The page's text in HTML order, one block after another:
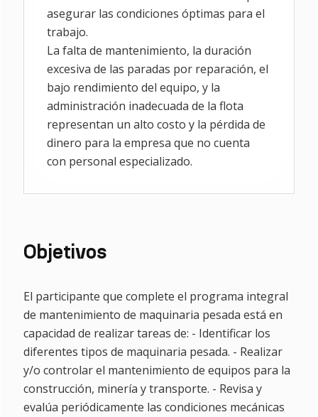
asegurar las condiciones óptimas para el
trabajo.
La falta de mantenimiento, la duración
excesiva de las paradas por reparación, el
bajo rendimiento del equipo, y la
administración inadecuada de la flota
representan un alto costo y la pérdida de
dinero para la empresa que no cuenta
con personal especializado.
Objetivos
El participante que complete el programa integral
de mantenimiento de maquinaria pesada está en
capacidad de realizar tareas de: - Identificar los
diferentes tipos de maquinaria pesada. - Realizar
y/o controlar el mantenimiento de equipos para la
construcción, minería y transporte. - Revisa y
evalúa periódicamente las condiciones mecánicas